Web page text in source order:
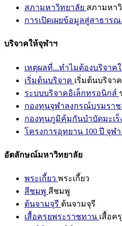
สภามหาวิทยาลัย สภามหา
การเปิดเผยข้อมูลสู่สาธารณ
บริจาคให้จุฬาฯ
เหตุผลที่...ทำไมต้องบริจาค
เริ่มต้นบริจาค เริ่มต้นบริจาค
ระบบบริจาคอิเล็กทรอนิกส์
กองทุนจุฬาลงกรณ์บรมรา
กองทุนภูมิคุ้มกันบำบัดมะเร็
โครงการอุทยาน 100 ปี จุฬ
อัตลักษณ์มหาวิทยาลัย
พระเกี้ยว พระเกี้ยว
สีชมพู สีชมพู
ต้นจามจุรี ต้นจามจุรี
เสื้อครุยพระราชทาน เสื้อค